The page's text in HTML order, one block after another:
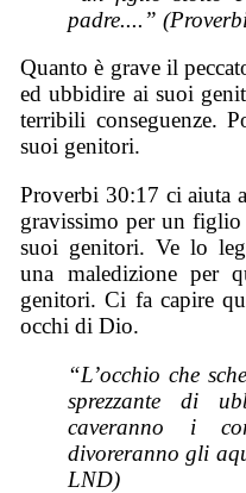
padre....”
Quanto è grave il
ed ubbidire ai suoi
terribili conseguenze.
suoi genitori.
Proverbi 30:17 ci aiuta
gravissimo per un
suoi genitori. Ve lo
una maledizione per
genitori. Ci fa capire
occhi di Dio.
“L’occhio che
sprezzante di
caveranno i
divoreranno gli
LND)